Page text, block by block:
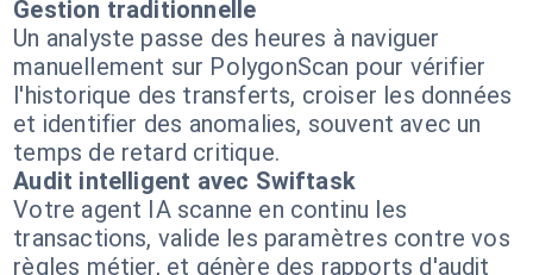
Gestion traditionnelle
Un analyste passe des heures à naviguer
manuellement sur PolygonScan pour vérifier
l'historique des transferts, croiser les données
et identifier des anomalies, souvent avec un
temps de retard critique.
Audit intelligent avec Swiftask
Votre agent IA scanne en continu les
transactions, valide les paramètres contre vos
règles métier, et génère des rapports d'audit